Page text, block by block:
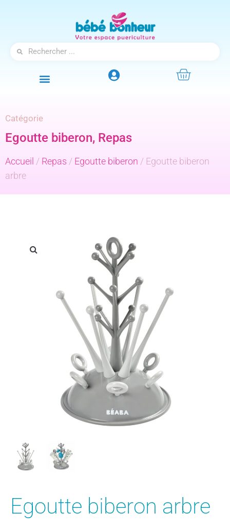
Catégorie
Egoutte biberon, Repas
Accueil / Repas / Egoutte biberon / Egoutte biberon
arbre
Egoutte biberon arbre